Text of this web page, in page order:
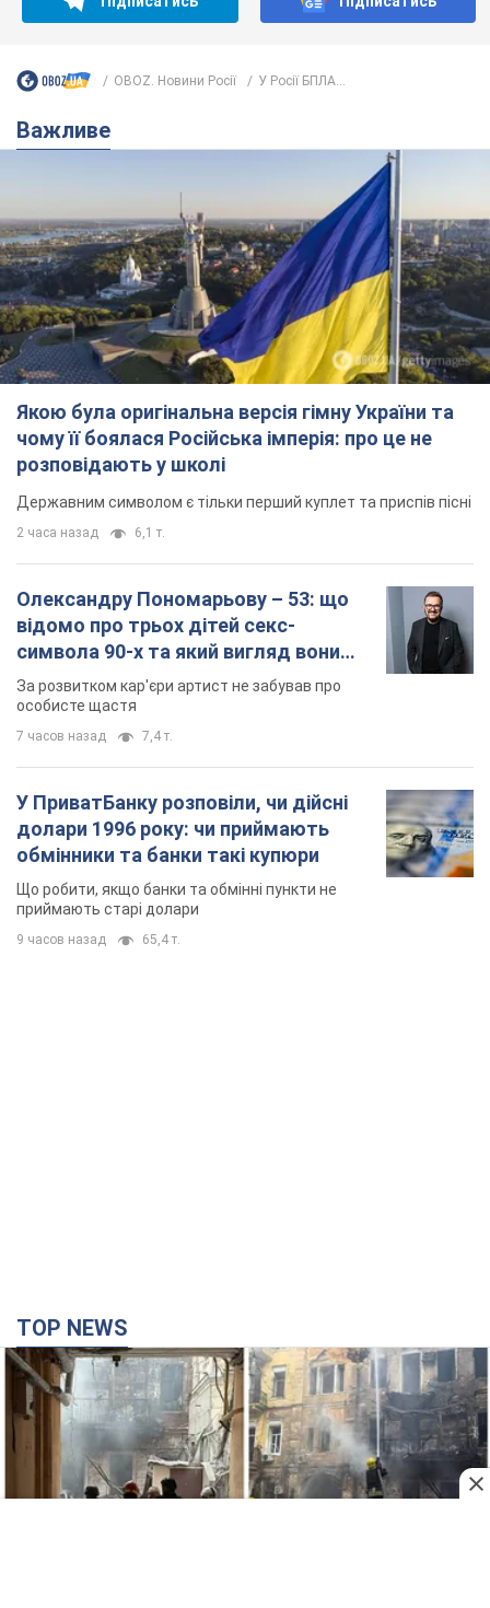
Якою була оригінальна версія гімну України та
чому її боялася Російська імперія: про це не
розповідають у школі
Державним символом є тільки перший куплет та приспів пісні
2 часа назад 6,1 т.
Олександру Пономарьову – 53: що
відомо про трьох дітей секс-
символа 90-х та який вигляд вони
мають
За розвитком кар'єри артист не забував про
долари 1996 року: чи приймають
обмінники та банки такі купюри
приймають старі долари
Армія Росії здійснила масовану атаку на Одесу:
горіла історична частина міста, є постраждалі.
Фото та відео
Для терору ворог застосував ракети та дрони